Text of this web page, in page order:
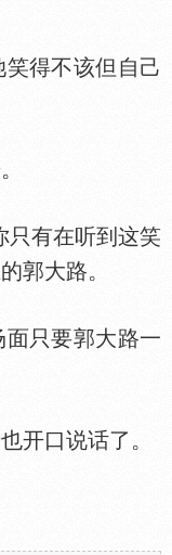
得不该但自己
有在听到这笑
郭大路。
只要郭大路一
开口说话了。